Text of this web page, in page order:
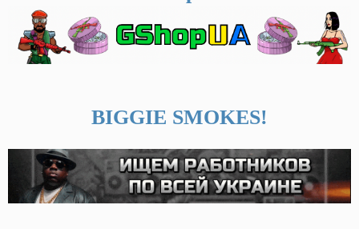
BIGGIE SMOKES!